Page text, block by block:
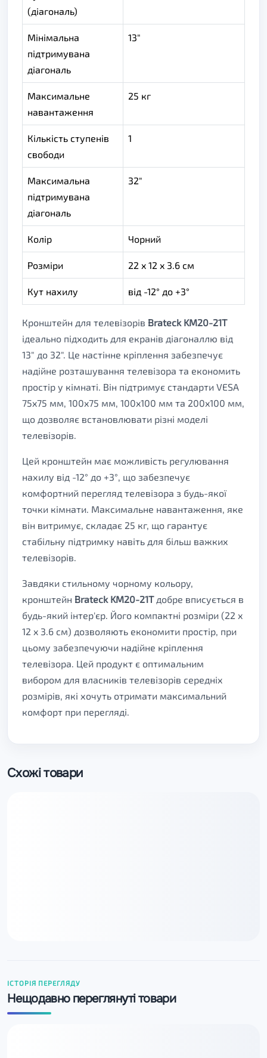
(діагональ)
Мінімальна
підтримувана
діагональ
13"
Максимальне
навантаження
25 кг
Кількість ступенів
свободи
1
Максимальна
підтримувана
діагональ
32"
Колір Чорний
Розміри 22 x 12 x 3.6 см
Кут нахилу від -12° до +3°
Кронштейн для телевізорів Brateck KM20-21T
ідеально підходить для екранів діагоналлю від
13" до 32". Це настінне кріплення забезпечує
надійне розташування телевізора та економить
простір у кімнаті. Він підтримує стандарти VESA
75x75 мм, 100x75 мм, 100x100 мм та 200x100 мм,
що дозволяє встановлювати різні моделі
телевізорів.
Цей кронштейн має можливість регулювання
нахилу від -12° до +3°, що забезпечує
комфортний перегляд телевізора з будь-якої
точки кімнати. Максимальне навантаження, яке
він витримує, складає 25 кг, що гарантує
стабільну підтримку навіть для більш важких
телевізорів.
Завдяки стильному чорному кольору,
кронштейн Brateck KM20-21Tдобре вписується в
будь-який інтер'єр. Його компактні розміри (22 x
12 x 3.6 см) дозволяють економити простір, при
цьому забезпечуючи надійне кріплення
телевізора. Цей продукт є оптимальним
вибором для власників телевізорів середніх
розмірів, які хочуть отримати максимальний
комфорт при перегляді.
Схожі товари
ІСТОРІЯ ПЕРЕГЛЯДУ
Нещодавно переглянуті товари